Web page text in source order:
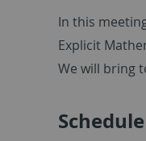
In this
Explicit
We will bring
Schedule